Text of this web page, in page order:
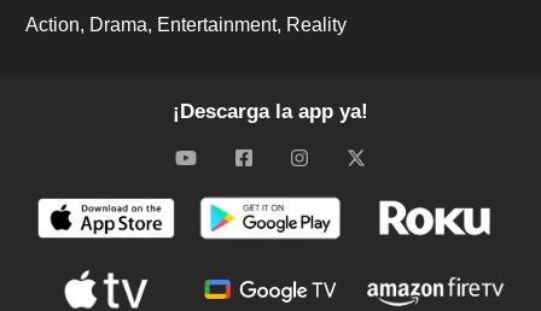
Action Drama Entertainment Reality
¡Descarga la app ya!